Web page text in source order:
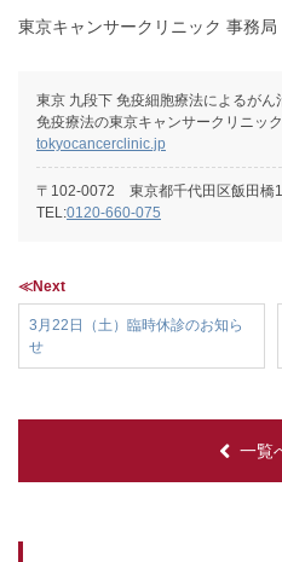
東京キャンサークリニック 事務局
東京 九段下 免疫細胞療法によるがん
免疫療法の東京キャンサークリニック
tokyocancerclinic.jp
〒102-0072 東京都千代田区飯田橋
TEL:0120-660-075
≪Next
3月22日（土）臨時休診のお知ら
せ
一覧